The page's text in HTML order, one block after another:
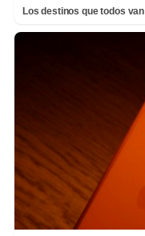
Los destinos que todos